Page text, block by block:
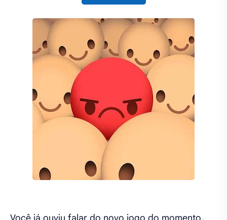
Você já ouviu falar do novo jogo do momento,